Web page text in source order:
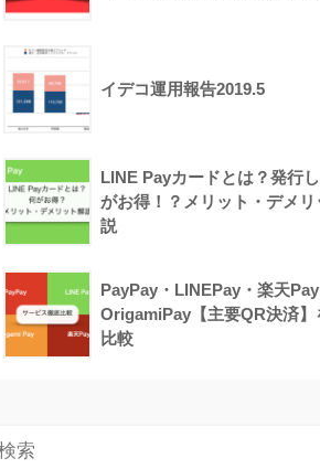
イデコ運用報告2019.5
LINE Payカードとは？発行
がお得！？メリット・デメリ
説
PayPay・LINEPay・楽天Pay
OrigamiPay【主要QR決済】
比較